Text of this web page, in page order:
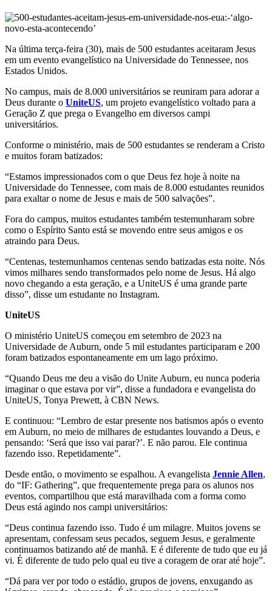
Na última terça-feira (30), mais de 500 estudantes aceitaram Jesus
em um evento evangelístico na Universidade do Tennessee, nos
Estados Unidos.
No campus, mais de 8.000 universitários se reuniram para adorar a
Deus durante o UniteUS, um projeto evangelístico voltado para a
Geração Z que prega o Evangelho em diversos campi
universitários.
Conforme o ministério, mais de 500 estudantes se renderam a Cristo
e muitos foram batizados:
“Estamos impressionados com o que Deus fez hoje à noite na
Universidade do Tennessee, com mais de 8.000 estudantes reunidos
para exaltar o nome de Jesus e mais de 500 salvações”.
Fora do campus, muitos estudantes também testemunharam sobre
como o Espírito Santo está se movendo entre seus amigos e os
atraindo para Deus.
“Centenas, testemunhamos centenas sendo batizadas esta noite. Nós
vimos milhares sendo transformados pelo nome de Jesus. Há algo
novo chegando a esta geração, e a UniteUS é uma grande parte
disso”, disse um estudante no Instagram.
UniteUS
O ministério UniteUS começou em setembro de 2023 na
Universidade de Auburn, onde 5 mil estudantes participaram e 200
foram batizados espontaneamente em um lago próximo.
“Quando Deus me deu a visão do Unite Auburn, eu nunca poderia
imaginar o que estava por vir”, disse a fundadora e evangelista do
UniteUS, Tonya Prewett, à CBN News.
E continuou: “Lembro de estar presente nos batismos após o evento
em Auburn, no meio de milhares de estudantes louvando a Deus, e
pensando: ‘Será que isso vai parar?’. E não parou. Ele continua
fazendo isso. Repetidamente”.
Desde então, o movimento se espalhou. A evangelista Jennie Allen,
do “IF: Gathering”, que frequentemente prega para os alunos nos
eventos, compartilhou que está maravilhada com a forma como
Deus está agindo nos campi universitários:
“Deus continua fazendo isso. Tudo é um milagre. Muitos jovens se
apresentam, confessam seus pecados, seguem Jesus, e geralmente
continuamos batizando até de manhã. E é diferente de tudo que eu já
vi. É diferente de tudo pelo qual eu tive a coragem de orar até hoje”.
“Dá para ver por todo o estádio, grupos de jovens, enxugando as